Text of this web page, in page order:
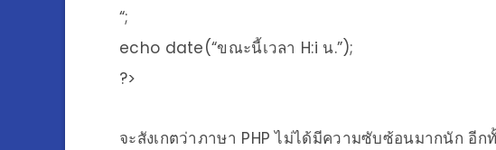
“;
echo date(“ขณะนี้เวลา H:i น.”);
?>
จะสังเกตว่าภาษา PHP ไม่ได้มีความซับซ้อนมากนัก อีก